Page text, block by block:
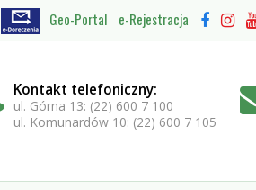
Doręczenia
Geo-Portal e-Rejestracja
Kontakt telefoniczny:
ul. Górna 13: (22) 600 7 100
ul. Komunardów 10: (22) 600 7 105